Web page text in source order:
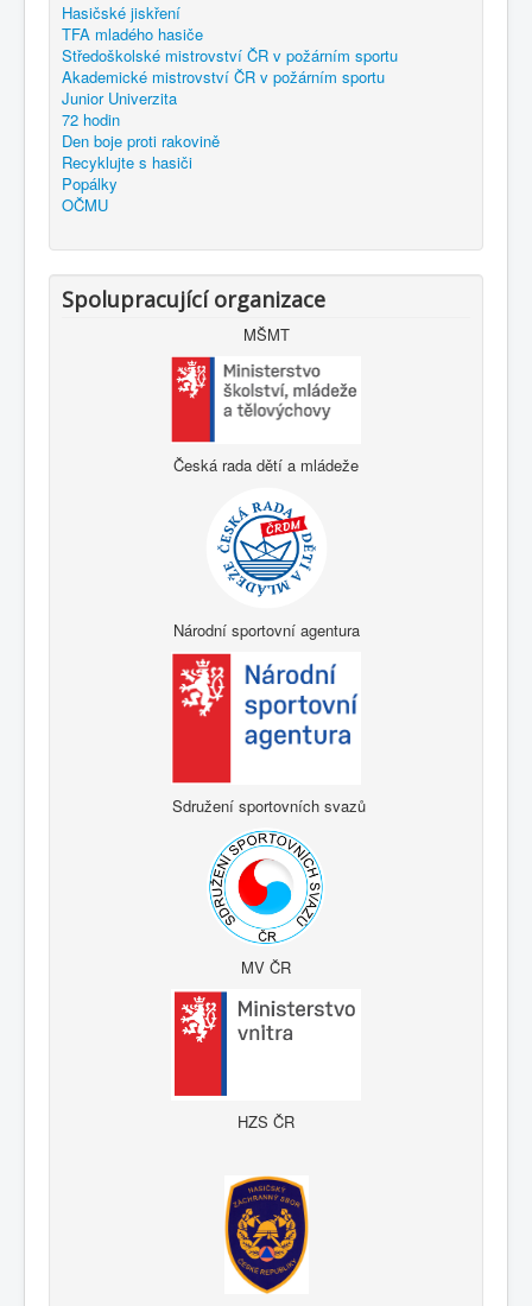
Hasičské jiskření
TFA mladého hasiče
Středoškolské mistrovství ČR v požárním sportu
Akademické mistrovství ČR v požárním sportu
Junior Univerzita
72 hodin
Den boje proti rakovině
Recyklujte s hasiči
Popálky
OČMU
Spolupracující organizace
MŠMT
Česká rada dětí a mládeže
Národní sportovní agentura
Sdružení sportovních svazů
MV ČR
HZS ČR